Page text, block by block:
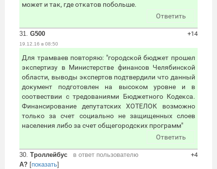
может и так, где откатов побольше.
Ответить
31. G500
19.12.16 в 08:50
+14
Для трамваев повторяю: "городской бюджет прошел
экспертизу в Министерстве финансов Челябинской
области, выводы экспертов подтвердили что данный
документ подготовлен на высоком уровне и в
соотвествии с тредованиями Бюджетного Кодекса.
Финансирование депутатских ХОТЕЛОК возможно
только за счет социально не защищенных слоев
населения либо за счет общегородских программ"
Ответить
30. Троллейбус
в ответ пользователю
А? [показать]
+4